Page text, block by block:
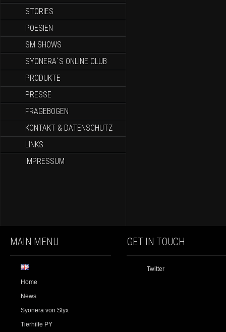
STORIES
POESIEN
SM SHOWS
SYONERA`S ONLINE CLUB
PRODUKTE
PRESSE
FRAGEBOGEN
KONTAKT & DATENSCHUTZ
LINKS
IMPRESSUM
MAIN MENU
Home
News
Syonera von Styx
Tierhilfe PY
GET IN TOUCH
Twitter